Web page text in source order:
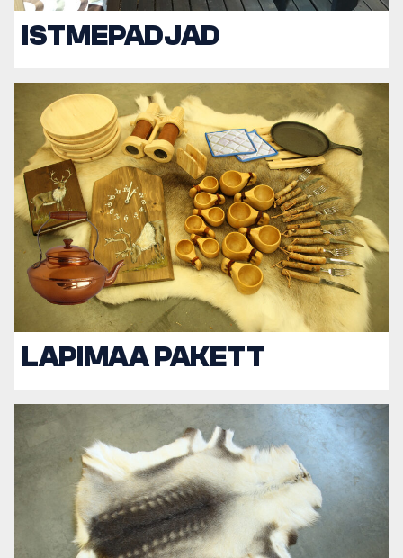
ISTMEPADJAD
LAPIMAA PAKETT